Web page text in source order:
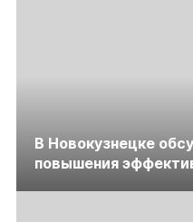
В Новокузнецке
повышения